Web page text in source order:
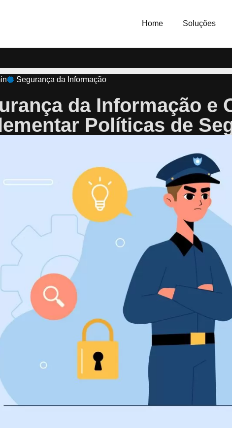
Home Soluções
Segurança da Informação
da Informação e
Políticas de